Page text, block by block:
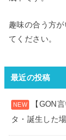
趣味の合う方
てください。
最近の投稿
【GON
タ・誕生した